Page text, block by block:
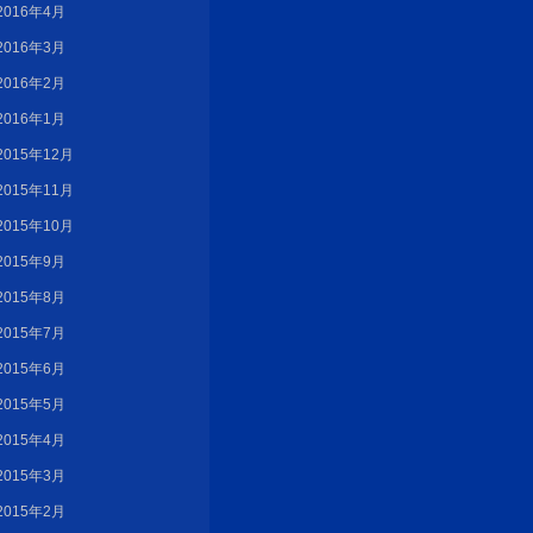
年4月
年3月
年2月
年1月
年12月
年11月
年10月
年9月
年8月
年7月
年6月
年5月
年4月
年3月
年2月